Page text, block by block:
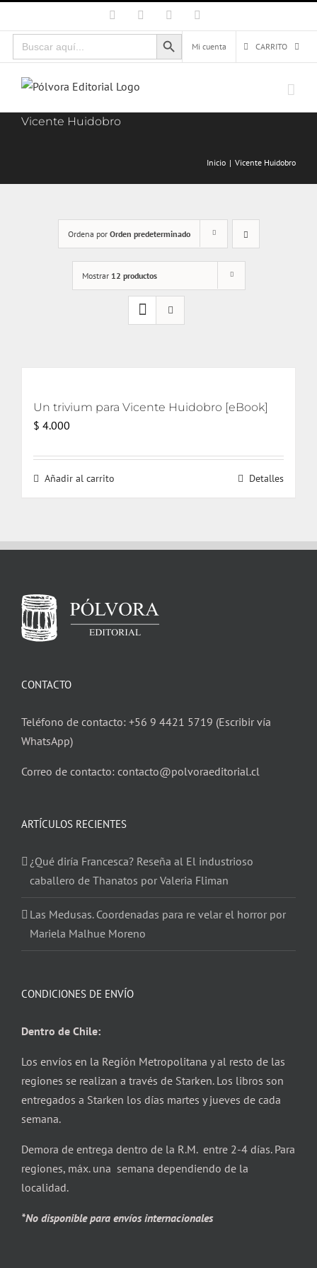
al
contenido
Facebook Instagram
Buscar:
Botón de búsqueda
Mi cuenta
CARRITO
Vicente Huidobro
Inicio Vicente Huidobro
Ordena por Orden predeterminado
Mostrar 12 productos
Un trivium para Vicente Huidobro [eBook]
$ 4.000
Añadir al carrito Detalles
CONTACTO
Teléfono de contacto: +56 9 4421 5719 (Escribir vía
WhatsApp)
Correo de contacto: contacto@polvoraeditorial.cl
ARTÍCULOS RECIENTES
¿Qué diría Francesca? Reseña al El industrioso
caballero de Thanatos por Valeria Fliman
Las Medusas. Coordenadas para re velar el horror por
Mariela Malhue Moreno
CONDICIONES DE ENVÍO
Dentro de Chile:
Los envíos en la Región Metropolitana y al resto de las
regiones se realizan a través de Starken. Los libros son
entregados a Starken los días martes y jueves de cada
semana.
Demora de entrega dentro de la R.M. entre 2-4 días. Para
regiones, máx. una semana dependiendo de la
localidad.
*No disponible para envíos internacionales